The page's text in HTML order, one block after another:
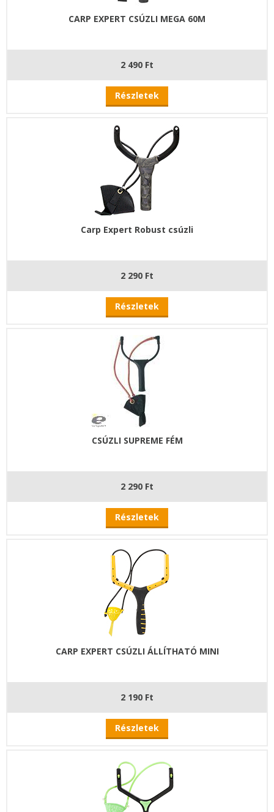
CARP EXPERT CSÚZLI MEGA 60M
2 490 Ft
Részletek
Carp Expert Robust csúzli
2 290 Ft
Részletek
CSÚZLI SUPREME FÉM
2 290 Ft
Részletek
CARP EXPERT CSÚZLI ÁLLÍTHATÓ MINI
2 190 Ft
Részletek